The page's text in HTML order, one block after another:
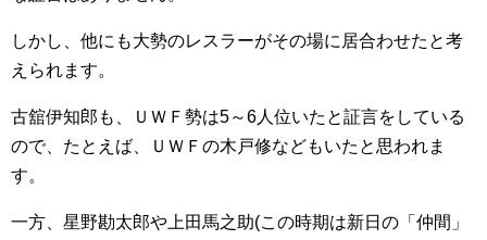
しかし、他にも大勢のレスラーがその場に居合わせたと考
えられます。
古舘伊知郎も、ＵＷＦ勢は5～6人位いたと証言をしている
ので、たとえば、ＵＷＦの木戸修などもいたと思われま
す。
一方、星野勘太郎や上田馬之助(この時期は新日の「仲間」